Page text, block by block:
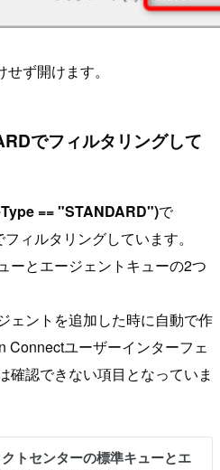
ず開けます。
でフィルタリングして
== "STANDARD")で
ィルタリングしています。
ーとエージェントキューの2つ
ェントを追加した時に自動で作
Connectユーザーインターフェ
確認できない項目となっていま